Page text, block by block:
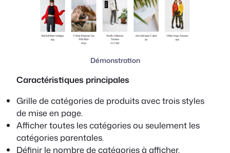
Démonstration
Caractéristiques principales
Grille de catégories de produits avec trois styles
de mise en page.
Afficher toutes les catégories ou seulement les
catégories parentales.
Définir le nombre de catégories à afficher.